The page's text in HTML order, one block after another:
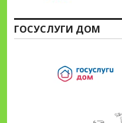
ГОСУСЛУГИ ДОМ